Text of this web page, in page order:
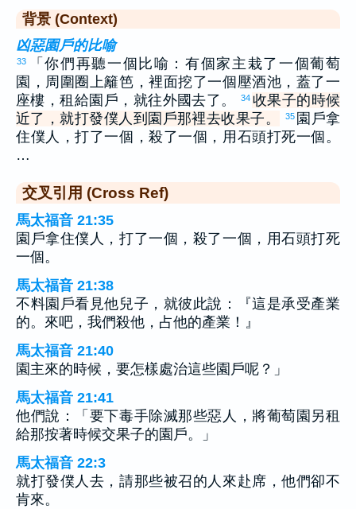
背景 (Context)
凶惡園戶的比喻
33
「你們再聽一個比喻：有個家主栽了一個葡萄
園，周圍圈上籬笆，裡面挖了一個壓酒池，蓋了一
座樓，租給園戶，就往外國去了。
34 收果子的時候
近了，就打發僕人到園戶那裡去收果子。
35 園戶拿
住僕人，打了一個，殺了一個，用石頭打死一個。
…
交叉引用 (Cross Ref)
馬太福音 21:35
園戶拿住僕人，打了一個，殺了一個，用石頭打死
一個。
馬太福音 21:38
不料園戶看見他兒子，就彼此說：『這是承受產業
的。來吧，我們殺他，占他的產業！』
馬太福音 21:40
園主來的時候，要怎樣處治這些園戶呢？」
馬太福音 21:41
他們說：「要下毒手除滅那些惡人，將葡萄園另租
給那按著時候交果子的園戶。」
馬太福音 22:3
就打發僕人去，請那些被召的人來赴席，他們卻不
肯來。